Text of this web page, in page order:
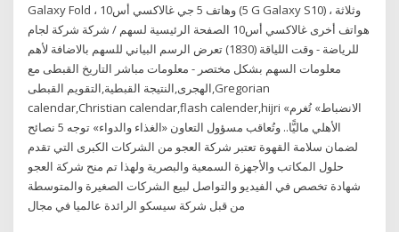
Galaxy Fold ، وهاتف 5 جي غالاكسي أس10 (5 G Galaxy S10) ، وثلاثة
هواتف أخرى غالاكسي أس10 الصفحة الرئيسية لسهم / شركة شركة لجام
للرياضة - وقت اللياقة (1830) تعرض الرسم البياني للسهم بالاضافة لأهم
معلومات السهم بشكل مختصر - معلومات مباشر التاريخ القبطى مع
الهجرى,النتيجة القبطية,التقويم القبطى,Gregorian
calendar,Christian calendar,flash calender,hijri «الانضباط» تُغرم
الأهلي ماليًّا.. وتُعاقب مسؤول التعاون «الغذاء والدواء» توجه 5 نصائح
لضمان سلامة القهوة تعتبر شركة العجو من الشركات الكبرى التي تقدم
حلول المكاتب والأجهزة السمعية والبصرية ولهذا تم منح شركة العجو
شهادة تخصص في الفيديو والتواصل لبيع الشركات الصغيرة والمتوسطة
من قبل شركة سيسكو الرائدة عالميا في مجال